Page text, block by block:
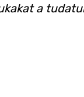
a